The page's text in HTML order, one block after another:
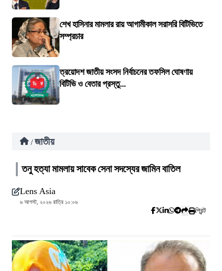
শেখ হাসিনার মামলার রায় আগামীকাল সরাসরি বিটিভিতে
সম্প্রচার
ত্রয়োদশ জাতীয় সংসদ নির্বাচনের তফসিল ঘোষণায়
বিটিভি ও বেতার প্রস্তু...
/ জাতীয়
তনু হত্যা মামলায় সাবেক সেনা সদস্যের জামিন বাতিল
Lens Asia
৬ আগস্ট, ২০২৬ রাত্রি ১০:০৬
প্রিন্ট